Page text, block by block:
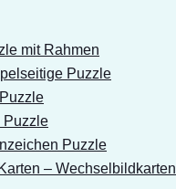
mit Rahmen
Puzzle
Puzzle
Puzzle
– Wechselbildkarten